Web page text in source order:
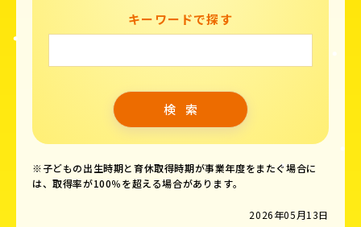
キーワードで探す
※子どもの出生時期と育休取得時期が事業年度をまたぐ場合に
は、取得率が100％を超える場合があります。
2026年05月13日